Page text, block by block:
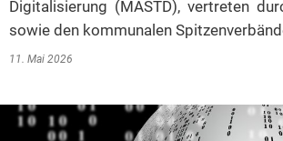
Digitalisierung (MASTD), vertreten
sowie den kommunalen
11. Mai 2026